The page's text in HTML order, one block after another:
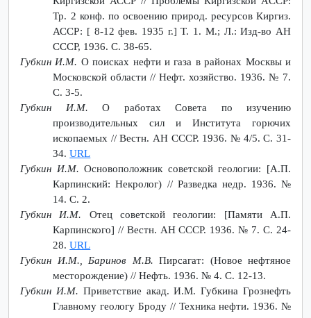
Тр. 2 конф. по освоению природ. ресурсов Киргиз.
АССР: [ 8-12 фев. 1935 г.] Т. 1. М.; Л.: Изд-во АН
СССР, 1936. С. 38-65.
Губкин И.М. О поисках нефти и газа в районах Москвы и
Московской области // Нефт. хозяйство. 1936. № 7.
С. 3-5.
Губкин И.М. О работах Совета по изучению
производительных сил и Института горючих
ископаемых // Вестн. АН CССP. 1936. № 4/5. С. 31-
34.URL
Губкин И.М.Основоположник советской геологии: [А.П.
Карпинский: Некролог) // Разведка недр. 1936. №
14. С. 2.
Губкин И.М. Отец советской геологии: [Памяти А.П.
Карпинского] // Вестн. АН СССР. 1936. № 7. С. 24-
28.URL
Губкин И.М., Баринов М.В. Пирсагат: (Новое нефтяное
месторождение) // Нефть. 1936. № 4. С. 12-13.
Губкин И.М. Приветствие акад. И.М. Губкина Грознефть
Главному геологу Броду // Техника нефти. 1936. №